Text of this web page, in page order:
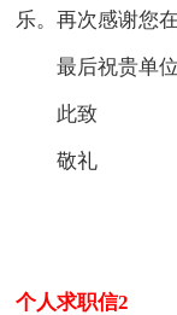
乐。再次感谢您
最后祝贵单
此致
敬礼
个人求职信2